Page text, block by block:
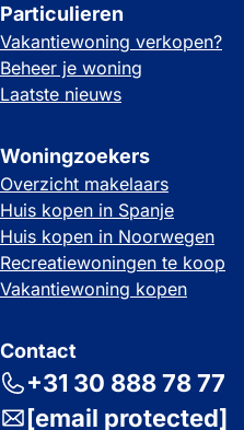
Particulieren
Vakantiewoning verkopen?
Beheer je woning
Laatste nieuws
Woningzoekers
Overzicht makelaars
Huis kopen in Spanje
Huis kopen in Noorwegen
Recreatiewoningen te koop
Vakantiewoning kopen
Contact
+31 30 888 78 77
[email protected]